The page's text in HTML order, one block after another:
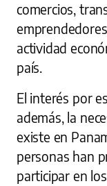
comercios,
actividad
país.
El interés por
además, la
existe en
personas han
participar en